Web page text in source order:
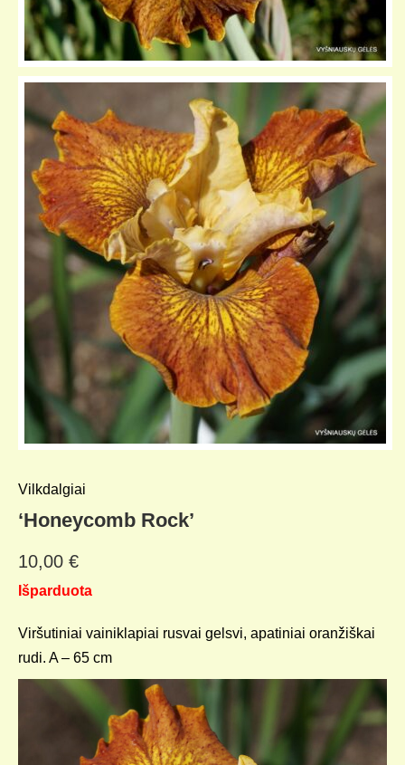
Vilkdalgiai
‘Honeycomb Rock’
10,00 €
Išparduota
Viršutiniai vainiklapiai rusvai gelsvi, apatiniai oranžiškai
rudi. A – 65 cm